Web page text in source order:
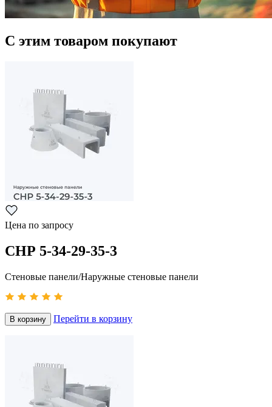
С этим товаром покупают
Цена по запросу
СНР 5-34-29-35-3
Стеновые панели/Наружные стеновые панели
В корзину Перейти в корзину